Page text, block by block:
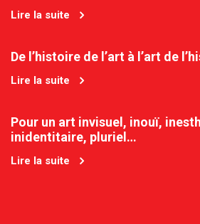
Lire la suite
De l’histoire de l’art à l’art de
Lire la suite
Pour un art invisuel, inouï,
inidentitaire, pluriel…
Lire la suite